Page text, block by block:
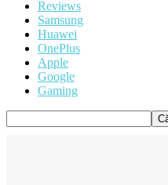
Reviews
Samsung
Huawei
OnePlus
Apple
Google
Gaming